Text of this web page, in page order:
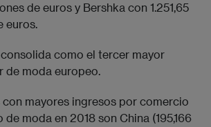
de euros y Bershka con 1.251,65
euros.
consolida como el tercer mayor
de moda europeo.
con mayores ingresos por comercio
moda en 2018 son China (195,166